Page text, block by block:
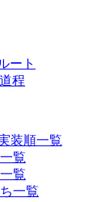
ート
程
装順一覧
覧
覧
一覧